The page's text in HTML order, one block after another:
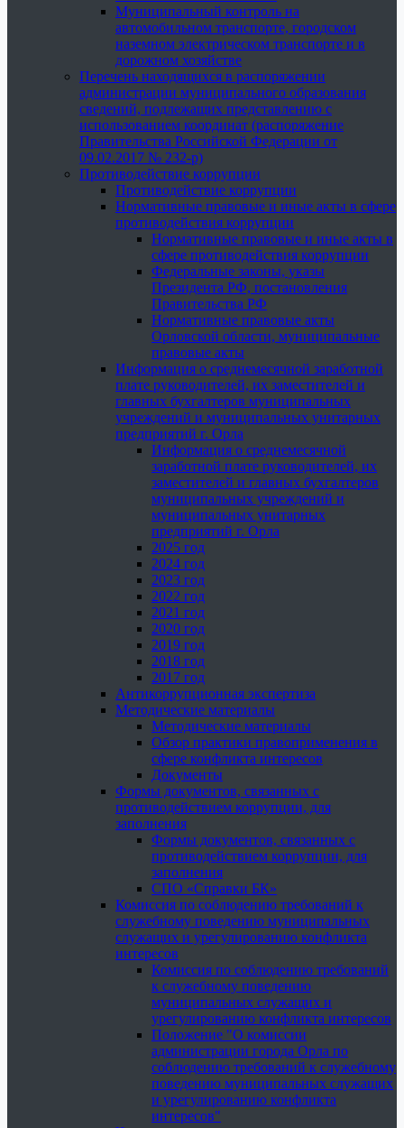
Муниципальный контроль на
автомобильном транспорте, городском
наземном электрическом транспорте и в
дорожном хозяйстве
Перечень находящихся в распоряжении
администрации муниципального образования
сведений, подлежащих представлению с
использованием координат (распоряжение
Правительства Российской Федерации от
09.02.2017 № 232-р)
Противодействие коррупции
Противодействие коррупции
Нормативные правовые и иные акты в сфере
противодействия коррупции
Нормативные правовые и иные акты в
сфере противодействия коррупции
Федеральные законы, указы
Президента РФ, постановления
Правительства РФ
Нормативные правовые акты
Орловской области, муниципальные
правовые акты
Информация о среднемесячной заработной
плате руководителей, их заместителей и
главных бухгалтеров муниципальных
учреждений и муниципальных унитарных
предприятий г. Орла
Информация о среднемесячной
заработной плате руководителей, их
заместителей и главных бухгалтеров
муниципальных учреждений и
муниципальных унитарных
предприятий г. Орла
2025 год
2024 год
2023 год
2022 год
2021 год
2020 год
2019 год
2018 год
2017 год
Антикоррупционная экспертиза
Методические материалы
Методические материалы
Обзор практики правоприменения в
сфере конфликта интересов
Документы
Формы документов, связанных с
противодействием коррупции, для
заполнения
Формы документов, связанных с
противодействием коррупции, для
заполнения
СПО «Справки БК»
Комиссия по соблюдению требований к
служебному поведению муниципальных
служащих и урегулированию конфликта
интересов
Комиссия по соблюдению требований
к служебному поведению
муниципальных служащих и
урегулированию конфликта интересов
Положение "О комиссии
администрации города Орла по
соблюдению требований к служебному
поведению муниципальных служащих
и урегулированию конфликта
интересов"